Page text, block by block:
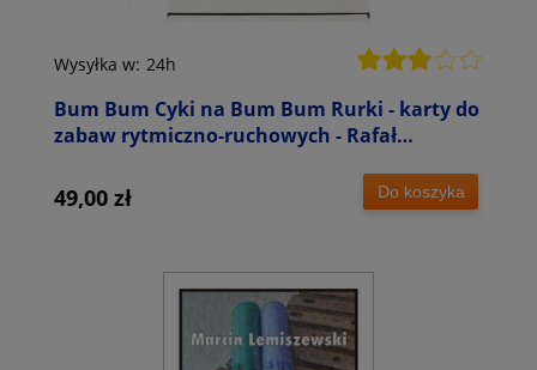
Bum Bum Cyki na Bum Bum Rurki - karty do
zabaw rytmiczno-ruchowych - Rafał
Wysyłka w: 24h
49,00 zł Do koszyka